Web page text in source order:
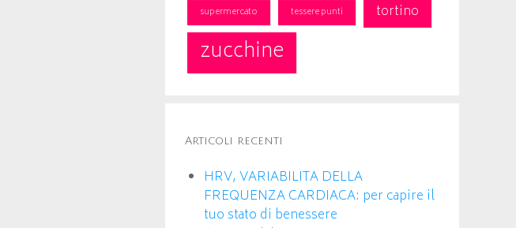
supermercato tessere punti tortino
zucchine
Articoli recenti
HRV, VARIABILITA DELLA
FREQUENZA CARDIACA: per capire il
tuo stato di benessere